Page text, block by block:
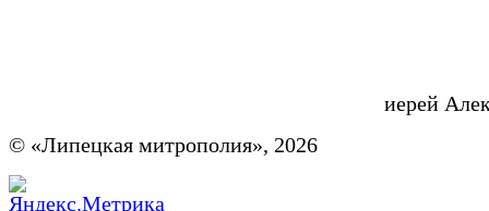
иерей
© «Липецкая митрополия», 2026